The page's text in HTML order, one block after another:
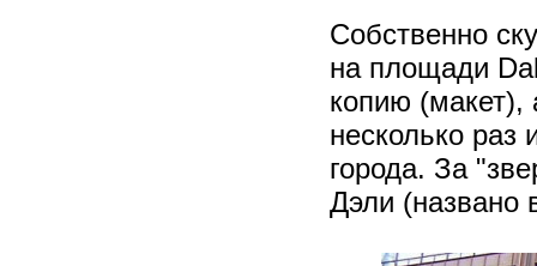
Собственно
на площади
копию (макет),
несколько раз
города. За
Дэли (названо